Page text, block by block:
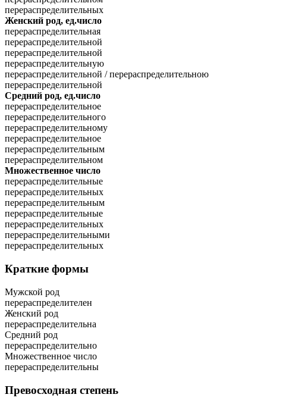
перераспределительных
Женский род, ед.число
перераспределительная
перераспределительной
перераспределительной
перераспределительную
перераспределительной / перераспределительною
перераспределительной
Средний род, ед.число
перераспределительное
перераспределительного
перераспределительному
перераспределительное
перераспределительным
перераспределительном
Множественное число
перераспределительные
перераспределительных
перераспределительным
перераспределительные
перераспределительных
перераспределительными
перераспределительных
Краткие формы
Мужской род
перераспределителен
Женский род
перераспределительна
Средний род
перераспределительно
Множественное число
перераспределительны
Превосходная степень